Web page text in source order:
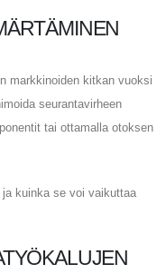
markkinoiden kitkan vuoksi
seurantavirheen
tai ottamalla otoksen
kuinka se voi vaikuttaa